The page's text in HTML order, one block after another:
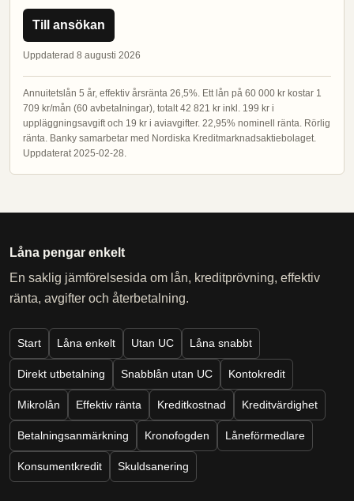
Till ansökan
Uppdaterad 8 augusti 2026
Annuitetslån 5 år, effektiv årsränta 26,5%. Ett lån på 60 000 kr kostar 1
709 kr/mån (60 avbetalningar), totalt 42 821 kr inkl. 199 kr i
uppläggningsavgift och 19 kr i aviavgifter. 22,95% nominell ränta. Rörlig
ränta. Banky samarbetar med Nordiska Kreditmarknadsaktiebolaget.
Uppdaterat 2025-02-28.
Låna pengar enkelt
En saklig jämförelsesida om lån, kreditprövning, effektiv
ränta, avgifter och återbetalning.
Start Låna enkelt Utan UC Låna snabbt
Direkt utbetalning Snabblån utan UC Kontokredit
Mikrolån Effektiv ränta Kreditkostnad Kreditvärdighet
Betalningsanmärkning Kronofogden Låneförmedlare
Konsumentkredit Skuldsanering